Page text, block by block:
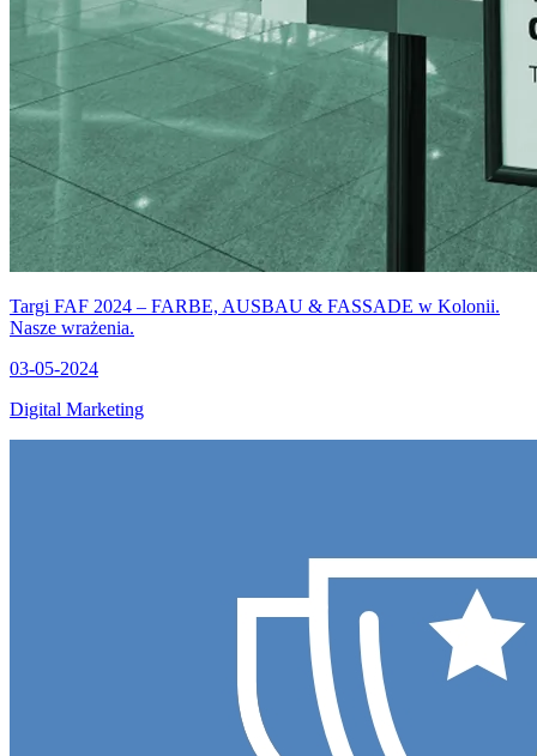
Targi FAF 2024 – FARBE, AUSBAU & FASSADE w Kolonii.
Nasze wrażenia.
03-05-2024
Digital Marketing